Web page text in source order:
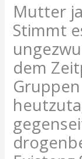
Mutter
Stimmt
dem